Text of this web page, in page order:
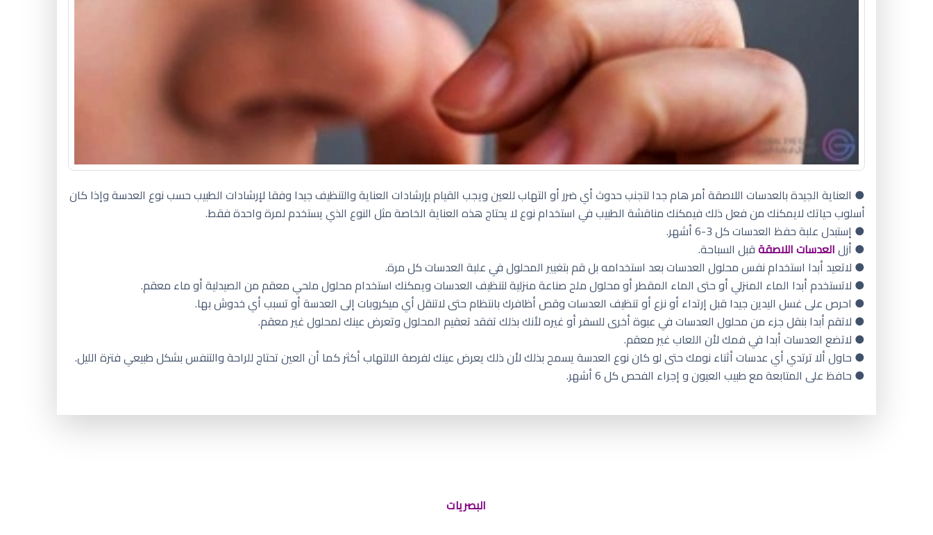
● العناية الجيدة بالعدسات اللاصقة أمر هام جدا لتجنب حدوث أي ضرر أو التهاب للعين ويجب القيام بإرشادات العناية والتنظيف جيدا وفقا لإرشادات الطبيب حسب نوع العدسة وإذا كان
أسلوب حياتك لايمكنك من فعل ذلك فيمكنك مناقشة الطبيب في استخدام نوع لا يحتاج هذه العناية الخاصة مثل النوع الذي يستخدم لمرة واحدة فقط.
● إستبدل علبة حفظ العدسات كل 3-6 أشهر.
● أزلالعدسات اللاصقةقبل السباحة.
● لاتعيد أبدا استخدام نفس محلول العدسات بعد استخدامه بل قم بتغيير المحلول في علبة العدسات كل مرة.
● لاتستخدم أبدا الماء المنزلي أو حتى الماء المقطر أو محلول ملح صناعة منزلية لتنظيف العدسات ويمكنك استخدام محلول ملحي معقم من الصيدلية أو ماء معقم.
● احرص على غسل اليدين جيدا قبل إرتداء أو نزع أو تنظيف العدسات وقص أظافرك بانتظام حتى لاتنقل أي ميكروبات إلى العدسة أو تسبب أي خدوش بها.
● لاتقم أبدا بنقل جزء من محلول العدسات في عبوة أخرى للسفر أو غيره لأنك بذلك تفقد تعقيم المحلول وتعرض عينك لمحلول غير معقم.
● لاتضع العدسات أبدا في فمك لأن اللعاب غير معقم.
● حاول ألا ترتدي أي عدسات أثناء نومك حتى لو كان نوع العدسة يسمح بذلك لأن ذلك يعرض عينك لفرصة الالتهاب أكثر كما أن العين تحتاج للراحة والتنفس بشكل طبيعي فترة الليل.
● حافظ على المتابعة مع طبيب العيون و إجراء الفحص كل 6 أشهر.
البصريات